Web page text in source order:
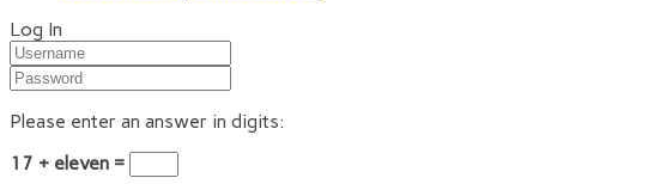
Log In
Please enter an answer in digits:
17 + eleven =